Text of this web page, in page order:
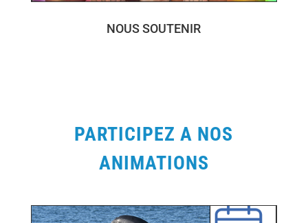
NOUS SOUTENIR
PARTICIPEZ A NOS
ANIMATIONS